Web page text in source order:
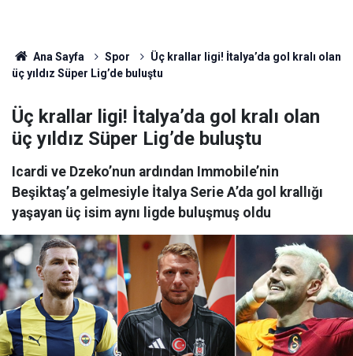
Ana Sayfa Spor
Üç krallar ligi! İtalya’da gol kralı olan
üç yıldız Süper Lig’de buluştu
Üç krallar ligi! İtalya’da gol kralı olan
üç yıldız Süper Lig’de buluştu
Icardi ve Dzeko’nun ardından Immobile’nin
Beşiktaş’a gelmesiyle İtalya Serie A’da gol krallığı
yaşayan üç isim aynı ligde buluşmuş oldu